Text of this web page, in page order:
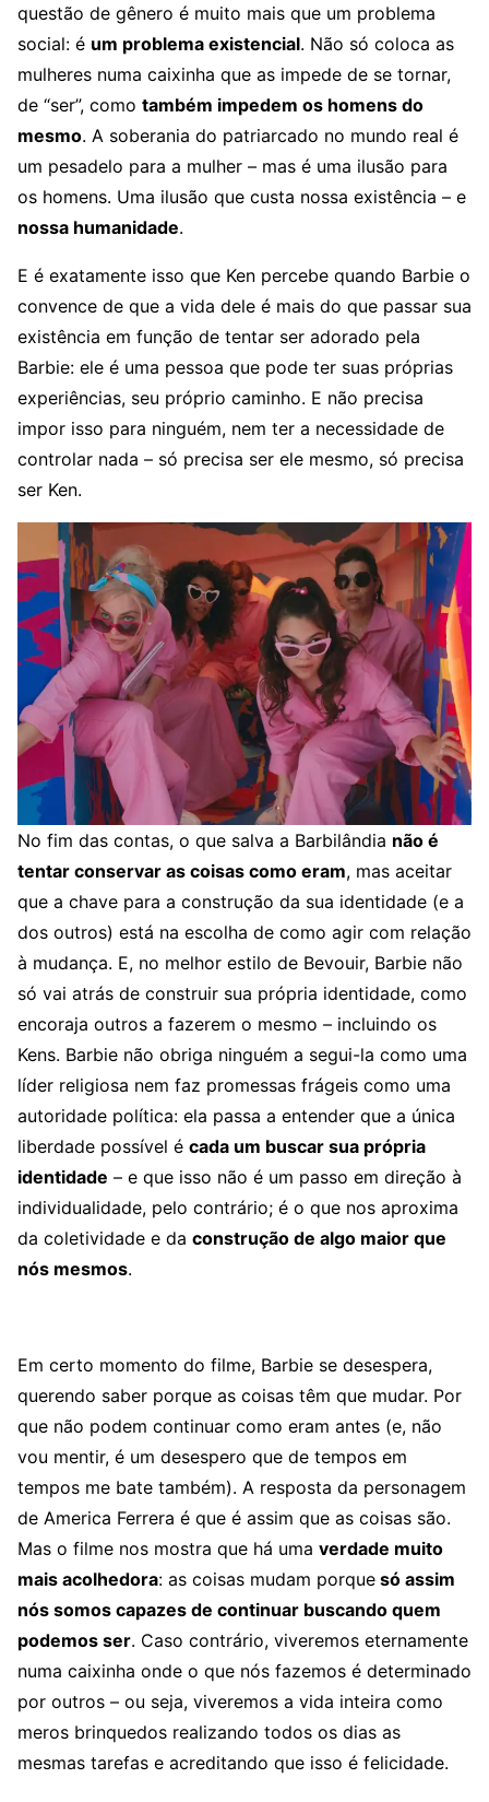
questão de gênero é muito mais que um problema
social: é um problema existencial. Não só coloca as
mulheres numa caixinha que as impede de se tornar,
de “ser”, como também impedem os homens do
mesmo. A soberania do patriarcado no mundo real é
um pesadelo para a mulher – mas é uma ilusão para
os homens. Uma ilusão que custa nossa existência – e
nossa humanidade.
E é exatamente isso que Ken percebe quando Barbie o
convence de que a vida dele é mais do que passar sua
existência em função de tentar ser adorado pela
Barbie: ele é uma pessoa que pode ter suas próprias
experiências, seu próprio caminho. E não precisa
impor isso para ninguém, nem ter a necessidade de
controlar nada – só precisa ser ele mesmo, só precisa
ser Ken.
No fim das contas, o que salva a Barbilândia não é
tentar conservar as coisas como eram, mas aceitar
que a chave para a construção da sua identidade (e a
dos outros) está na escolha de como agir com relação
à mudança. E, no melhor estilo de Bevouir, Barbie não
só vai atrás de construir sua própria identidade, como
encoraja outros a fazerem o mesmo – incluindo os
Kens. Barbie não obriga ninguém a segui-la como uma
líder religiosa nem faz promessas frágeis como uma
autoridade política: ela passa a entender que a única
liberdade possível é cada um buscar sua própria
identidade – e que isso não é um passo em direção à
individualidade, pelo contrário; é o que nos aproxima
da coletividade e da construção de algo maior que
nós mesmos.
Em certo momento do filme, Barbie se desespera,
querendo saber porque as coisas têm que mudar. Por
que não podem continuar como eram antes (e, não
vou mentir, é um desespero que de tempos em
tempos me bate também). A resposta da personagem
de America Ferrera é que é assim que as coisas são.
Mas o filme nos mostra que há uma verdade muito
mais acolhedora: as coisas mudam porque só assim
nós somos capazes de continuar buscando quem
podemos ser. Caso contrário, viveremos eternamente
numa caixinha onde o que nós fazemos é determinado
por outros – ou seja, viveremos a vida inteira como
meros brinquedos realizando todos os dias as
mesmas tarefas e acreditando que isso é felicidade.